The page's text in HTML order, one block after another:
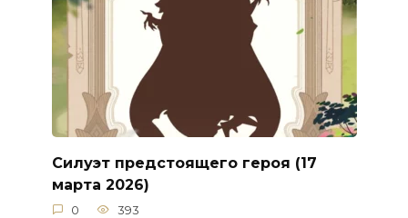
Силуэт предстоящего героя (17
марта 2026)
0 393